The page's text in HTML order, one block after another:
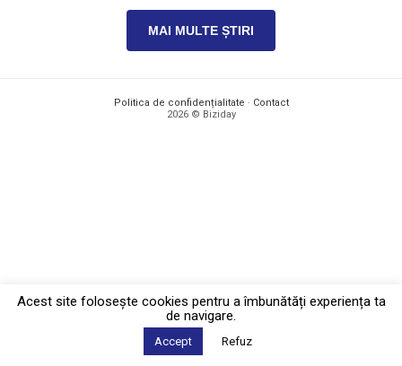
MAI MULTE ȘTIRI
Politica de confidențialitate · Contact
2026 © Biziday
Acest site foloseşte cookies pentru a îmbunătăți experiența ta
de navigare.
Accept Refuz